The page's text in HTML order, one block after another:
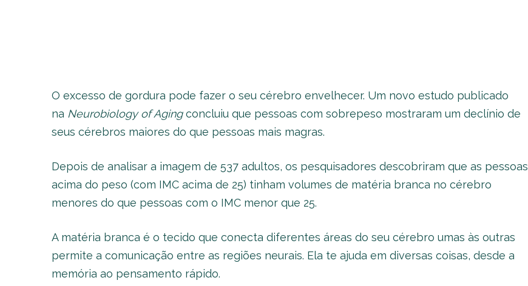
O excesso de gordura pode fazer o seu cérebro envelhecer. Um novo estudo publicado
na Neurobiology of Agingconcluiu que pessoas com sobrepeso mostraram um declínio de
seus cérebros maiores do que pessoas mais magras.
Depois de analisar a imagem de 537 adultos, os pesquisadores descobriram que as pessoas
acima do peso (com IMC acima de 25) tinham volumes de matéria branca no cérebro
menores do que pessoas com o IMC menor que 25.
A matéria branca é o tecido que conecta diferentes áreas do seu cérebro umas às outras
permite a comunicação entre as regiões neurais. Ela te ajuda em diversas coisas, desde a
memória ao pensamento rápido.